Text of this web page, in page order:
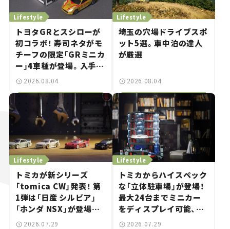
トヨタGRとスシローが
初コラボ！ 寿司ネタがモ
チーフの限定「GRミニカ
ー」4車種が登場。入手方
法は？【クルマとホビー】
Lifestyle
2026.08.04
埼玉の穴場ドライブスポ
ット5選。車中泊の達人
が厳選
Lifestyle
2026.08.04
トミカが新シリーズ
「tomica CW」発表！ 第
1弾は「日産 シルビア」
「ホンダ NSX」が登場。
世界が注目す
Lifestyle
2026.07.29
トミカからハイスペック
な「立体駐車場」が登場！
最大24台までミニカー
をディスプレイ可能、特
別な「日産 GT-R
Lifestyle
2026.07.29